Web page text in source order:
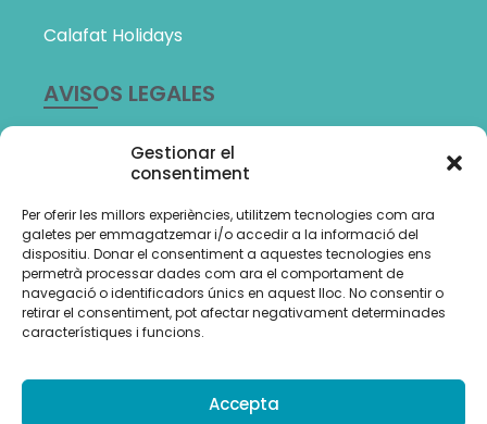
Gestionar el
consentiment
Per oferir les millors experiències, utilitzem tecnologies com ara
galetes per emmagatzemar i/o accedir a la informació del
dispositiu. Donar el consentiment a aquestes tecnologies ens
permetrà processar dades com ara el comportament de
navegació o identificadors únics en aquest lloc. No consentir o
retirar el consentiment, pot afectar negativament determinades
característiques i funcions.
Accepta
Calafat Holidays
AVISOS LEGALES
Política de cookies (UE)
Amb el suport de: